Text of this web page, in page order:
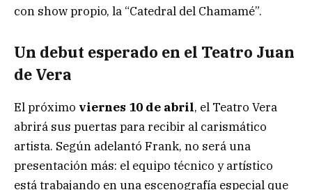
con show propio, la “Catedral del Chamamé”.
Un debut esperado en el Teatro Juan
de Vera
El próximo viernes 10 de abril, el Teatro Vera
abrirá sus puertas para recibir al carismático
artista. Según adelantó Frank, no será una
presentación más: el equipo técnico y artístico
está trabajando en una escenografía especial que